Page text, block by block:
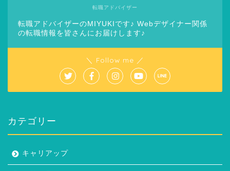
転職アドバイザー
転職アドバイザーのMIYUKIです♪ Webデザイナー関係
の転職情報を皆さんにお届けします♪
＼ Follow me ／
カテゴリー
キャリアップ